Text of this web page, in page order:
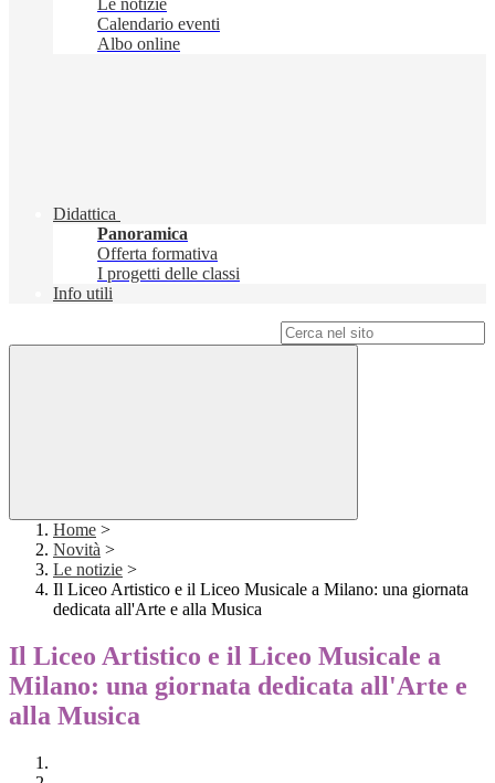
Le notizie
Calendario eventi
Albo online
Didattica
Panoramica
Offerta formativa
I progetti delle classi
Info utili
Home >
Novità >
Le notizie >
Il Liceo Artistico e il Liceo Musicale a Milano: una giornata
dedicata all'Arte e alla Musica
Il Liceo Artistico e il Liceo Musicale a
Milano: una giornata dedicata all'Arte e
alla Musica